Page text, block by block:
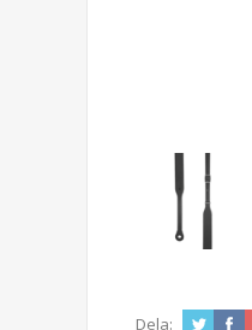
Dela: